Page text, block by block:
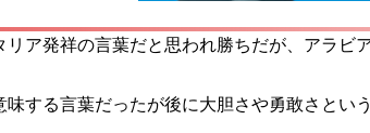
リア発祥の言葉だと思われ勝ちだが、アラビ
味する言葉だったが後に大胆さや勇敢さとい